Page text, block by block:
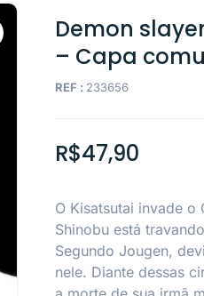
Demon
– Capa
REF : 233656
R$47,90
O Kisatsutai invade
Shinobu está
Segundo Jougen,
nele. Diante dessas